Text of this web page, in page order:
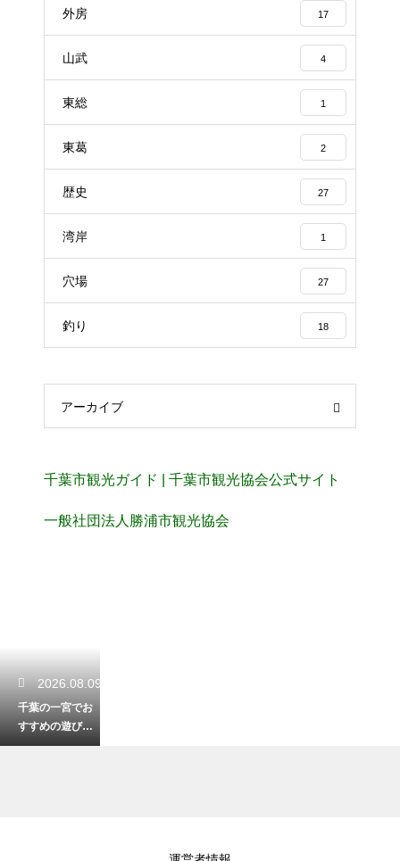
外房 17
山武 4
東総 1
東葛 2
歴史 27
湾岸 1
穴場 27
釣り 18
アーカイブ
千葉市観光ガイド | 千葉市観光協会公式サイト
一般社団法人勝浦市観光協会
2026.08.09
千葉の一宮でお
すすめの遊び
場！子供と一緒